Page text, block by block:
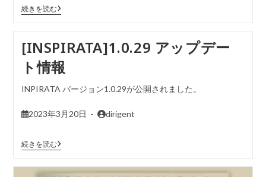
続きを読む
[INSPIRATA]1.0.29 アップデー
ト情報
INPIRATA バージョン1.0.29が公開されました。
2023年3月20日 dirigent
続きを読む